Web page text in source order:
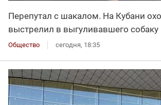
Перепутал с шакалом. На Кубани
выстрелил в выгуливавшего
Общество сегодня, 18:35